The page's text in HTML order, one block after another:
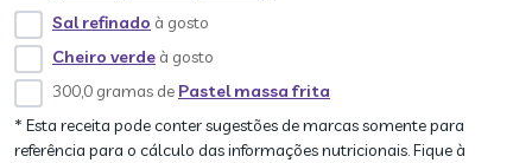
Sal refinado à gosto
Cheiro verde à gosto
300,0 gramas de Pastel massa frita
* Esta receita pode conter sugestões de marcas somente para
referência para o cálculo das informações nutricionais. Fique à